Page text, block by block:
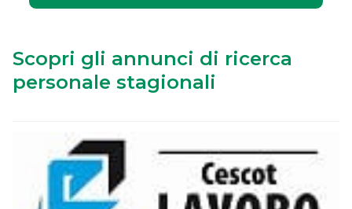
Scopri gli annunci di ricerca
personale stagionali